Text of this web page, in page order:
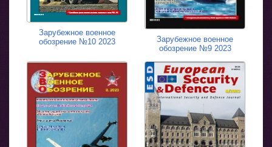
Зарубежное военное
обозрение №10 2023
Зарубежное военное
обозрение №9 2023